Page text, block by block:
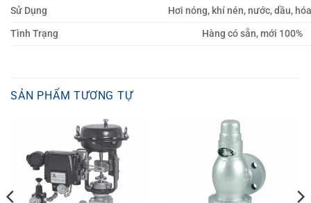
Sử Dụng
Hơi nóng, khí nén, nước, dầu,
Tình Trạng
Hàng có sẵn, mới 100%
SẢN PHẨM TƯƠNG TỰ